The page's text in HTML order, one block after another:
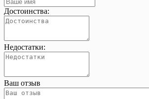
Достоинства:
Недостатки:
Ваш отзыв